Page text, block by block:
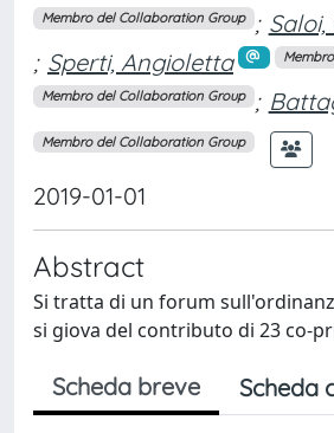
Membro del Collaboration Group ;
; Sperti, Angioletta
Membro del Collaboration Group ;
Membro del Collaboration Group
2019-01-01
Abstract
Si tratta di un forum
si giova del contributo di 23 co-
Scheda breve Scheda